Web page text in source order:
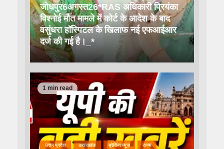
जोधपुर6अगस्त26*RAS अधिकारी प्रियंका
विश्नोई मौत मामले में कोर्ट के आदेश के बाद
वसुंधरा हॉस्पिटल के खिलाफ नई एफआईआर
दर्ज की गई है।_*
1 min read
उत्तर प्रदेश उत्तराखंड ब्रेकिंग न्यूज़ राज्य